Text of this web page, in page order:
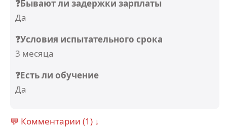
❓Бывают ли задержки зарплаты
Да
❓Условия испытательного срока
3 месяца
❓Есть ли обучение
Да
💬 Комментарии (1) ↓